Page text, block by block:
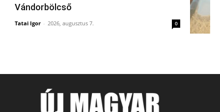
Vándorbölcső
Tatai Igor - 2026, augusztus 7. 0